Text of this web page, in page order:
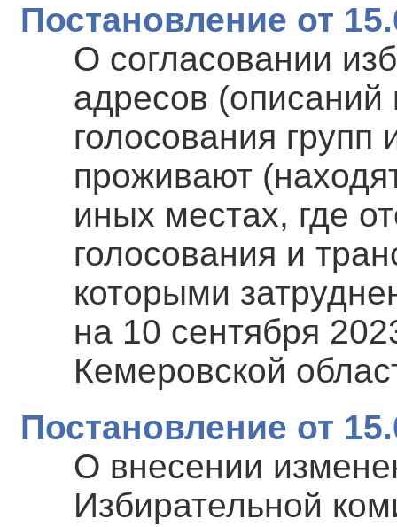
Постановление от
О согласовании
адресов
голосования групп
проживают
иных местах, где
голосования и
которыми
на 10 сентября
Кемеровской
Постановление от
О внесении
Избирательной